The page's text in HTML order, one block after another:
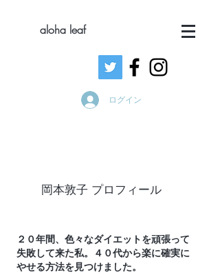
aloha leaf
ログイン
岡本敦子 プロフィール
​２０年間、色々なダイエットを頑張って
失敗して来た私。
４０代から楽に確実に
やせる方法を見つけました。